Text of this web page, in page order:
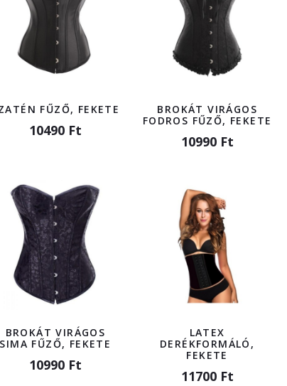
FŰZŐ, FEKETE
10490 Ft
BROKÁT VIRÁGOS
FODROS FŰZŐ, FEKETE
10990 Ft
BROKÁT VIRÁGOS
SIMA FŰZŐ, FEKETE
10990 Ft
LATEX
DERÉKFORMÁLÓ,
FEKETE
11700 Ft